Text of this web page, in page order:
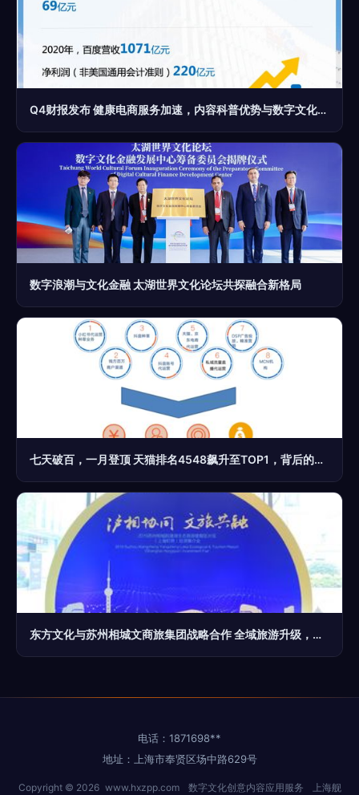
Q4财报发布 健康电商服务加速，内容科普优势与数字文化创意应用双轮驱动
数字浪潮与文化金融 太湖世界文化论坛共探融合新格局
七天破百，一月登顶 天猫排名4548飙升至TOP1，背后的隐形推手是谁？
东方文化与苏州相城文商旅集团战略合作 全域旅游升级，数字文化创意开启新篇章
电话：1871698**
地址：上海市奉贤区场中路629号
Copyright © 2026 www.hxzpp.com 数字文化创意内容应用服务 上海舰